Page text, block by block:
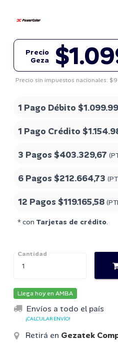
Precio
Geza
Precio sin impuestos nacionales:
1 Pago Débito
1 Pago Crédito
3 Pagos $403.329,67
6 Pagos $212.664,73
12 Pagos $119.165,58
* con Tarjetas de crédito
Cantidad
Llega hoy en AMBA
Envíos a todo el país
¡CALCULAR ENVÍO!
Retirá en Gezatek